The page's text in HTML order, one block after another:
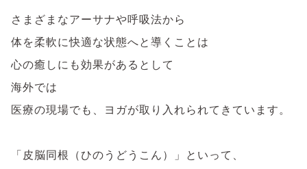
さまざまなアーサナや呼吸法から
体を柔軟に快適な状態へと導くことは
心の癒しにも効果があるとして
海外では
医療の現場でも、ヨガが取り入れられてきています。
「皮脳同根（ひのうどうこん）」といって、